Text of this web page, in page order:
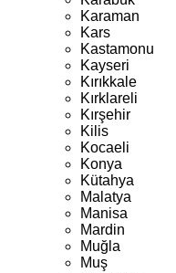
Karaman
Kars
Kastamonu
Kayseri
Kırıkkale
Kırklareli
Kırşehir
Kilis
Kocaeli
Konya
Kütahya
Malatya
Manisa
Mardin
Muğla
Muş